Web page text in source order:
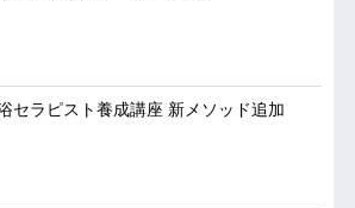
セラピスト養成講座 新メソッド追加